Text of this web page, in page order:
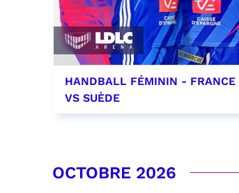
HANDBALL FÉMININ - FRANCE
VS SUÈDE
OCTOBRE 2026